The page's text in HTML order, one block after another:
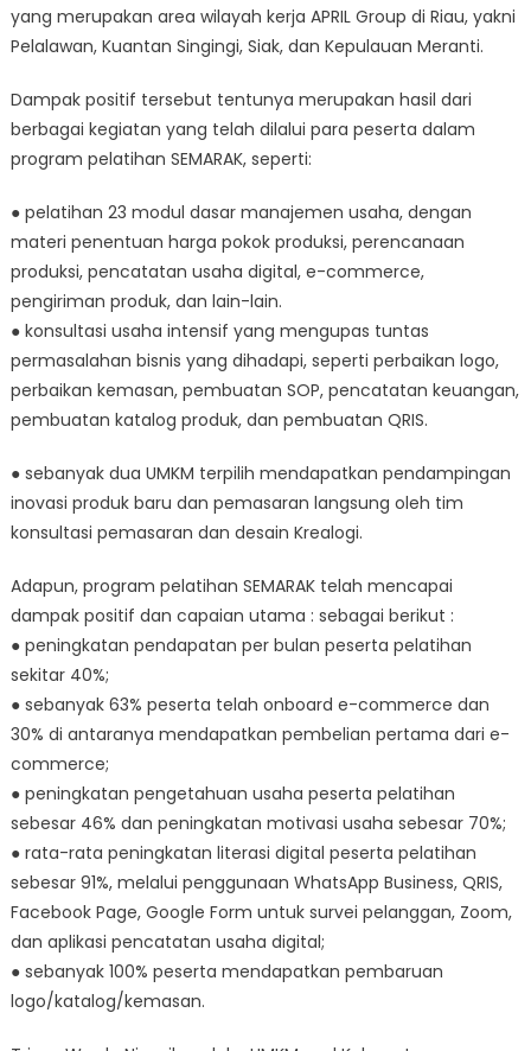
yang merupakan area wilayah kerja APRIL Group di Riau, yakni
Pelalawan, Kuantan Singingi, Siak, dan Kepulauan Meranti.
Dampak positif tersebut tentunya merupakan hasil dari
berbagai kegiatan yang telah dilalui para peserta dalam
program pelatihan SEMARAK, seperti:
● pelatihan 23 modul dasar manajemen usaha, dengan
materi penentuan harga pokok produksi, perencanaan
produksi, pencatatan usaha digital, e-commerce,
pengiriman produk, dan lain-lain.
● konsultasi usaha intensif yang mengupas tuntas
permasalahan bisnis yang dihadapi, seperti perbaikan logo,
perbaikan kemasan, pembuatan SOP, pencatatan keuangan,
pembuatan katalog produk, dan pembuatan QRIS.
● sebanyak dua UMKM terpilih mendapatkan pendampingan
inovasi produk baru dan pemasaran langsung oleh tim
konsultasi pemasaran dan desain Krealogi.
Adapun, program pelatihan SEMARAK telah mencapai
dampak positif dan capaian utama : sebagai berikut :
● peningkatan pendapatan per bulan peserta pelatihan
sekitar 40%;
● sebanyak 63% peserta telah onboard e-commerce dan
30% di antaranya mendapatkan pembelian pertama dari e-
commerce;
● peningkatan pengetahuan usaha peserta pelatihan
sebesar 46% dan peningkatan motivasi usaha sebesar 70%;
● rata-rata peningkatan literasi digital peserta pelatihan
sebesar 91%, melalui penggunaan WhatsApp Business, QRIS,
Facebook Page, Google Form untuk survei pelanggan, Zoom,
dan aplikasi pencatatan usaha digital;
● sebanyak 100% peserta mendapatkan pembaruan
logo/katalog/kemasan.